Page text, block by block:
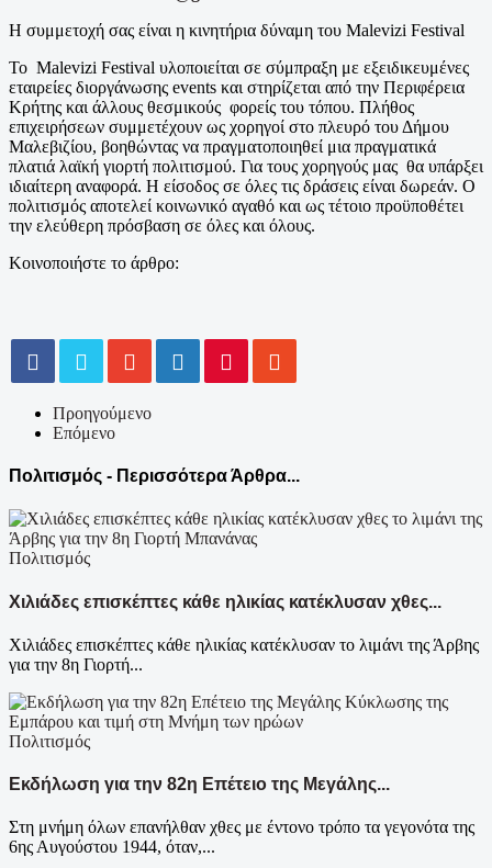
Η συμμετοχή σας είναι η κινητήρια δύναμη του Malevizi Festival
Το Malevizi Festival υλοποιείται σε σύμπραξη με εξειδικευμένες
εταιρείες διοργάνωσης events και στηρίζεται από την Περιφέρεια
Κρήτης και άλλους θεσμικούς φορείς του τόπου. Πλήθος
επιχειρήσεων συμμετέχουν ως χορηγοί στο πλευρό του Δήμου
Μαλεβιζίου, βοηθώντας να πραγματοποιηθεί μια πραγματικά
πλατιά λαϊκή γιορτή πολιτισμού. Για τους χορηγούς μας θα υπάρξει
ιδιαίτερη αναφορά. Η είσοδος σε όλες τις δράσεις είναι δωρεάν. Ο
πολιτισμός αποτελεί κοινωνικό αγαθό και ως τέτοιο προϋποθέτει
την ελεύθερη πρόσβαση σε όλες και όλους.
Κοινοποιήστε το άρθρο:
Προηγούμενο
Επόμενο
Πολιτισμός - Περισσότερα Άρθρα...
Πολιτισμός
Χιλιάδες επισκέπτες κάθε ηλικίας κατέκλυσαν χθες...
Χιλιάδες επισκέπτες κάθε ηλικίας κατέκλυσαν το λιμάνι της Άρβης
για την 8η Γιορτή...
Πολιτισμός
Εκδήλωση για την 82η Επέτειο της Μεγάλης...
Στη μνήμη όλων επανήλθαν χθες με έντονο τρόπο τα γεγονότα της
6ης Αυγούστου 1944, όταν,...